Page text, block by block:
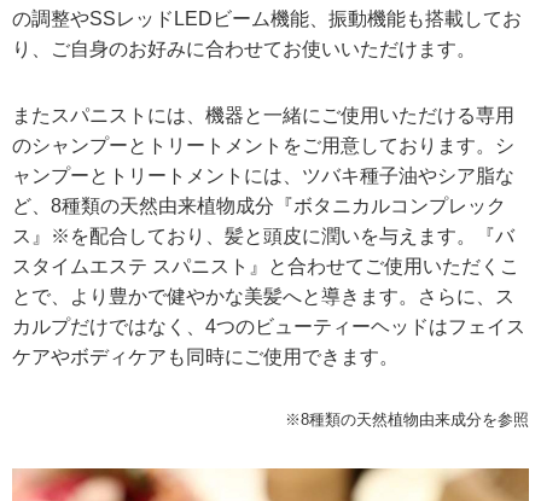
の調整やSSレッドLEDビーム機能、振動機能も搭載してお
り、ご自身のお好みに合わせてお使いいただけます。
またスパニストには、機器と一緒にご使用いただける専用
のシャンプーとトリートメントをご用意しております。シ
ャンプーとトリートメントには、ツバキ種子油やシア脂な
ど、8種類の天然由来植物成分『ボタニカルコンプレック
ス』※を配合しており、髪と頭皮に潤いを与えます。『バ
スタイムエステ スパニスト』と合わせてご使用いただくこ
とで、より豊かで健やかな美髪へと導きます。さらに、ス
カルプだけではなく、4つのビューティーヘッドはフェイス
ケアやボディケアも同時にご使用できます。
※8種類の天然植物由来成分を参照